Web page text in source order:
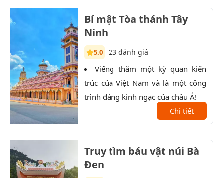
Bí mật Tòa thánh Tây
Ninh
5.0 23 đánh giá
Viếng thăm một kỳ quan kiến
trúc của Việt Nam và là một công
trình đáng kinh ngạc của châu Á!
Chi tiết
Truy tìm báu vật núi Bà
Đen